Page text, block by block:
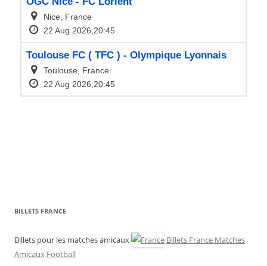
BILLETS FRANCE
Billets pour les matches amicaux
Billets France Matches
Amicaux Football